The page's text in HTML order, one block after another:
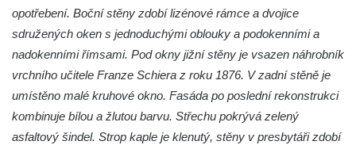
chromého žida
Křížová cesta Římov – VIII. kaple – Kristus
svázán a ze zahrady vyhnán
Křížová cesta Římov – VII. kaple – Políbení
Jidášovo
Křížová cesta Římov – VI. kaple – Olivetská
hora (Getsemanská zahrada)
opotřebení. Boční stěny zdobí lizénové rámce a dvojice
sdružených oken s jednoduchými oblouky a podokenními a
nadokenními římsami. Pod okny jižní stěny je vsazen náhrobník
vrchního učitele Franze Schiera z roku 1876. V zadní stěně je
umístěno malé kruhové okno. Fasáda po poslední rekonstrukci
kombinuje bílou a žlutou barvu. Střechu pokrývá zelený
asfaltový šindel. Strop kaple je klenutý, stěny v presbytáři zdobí